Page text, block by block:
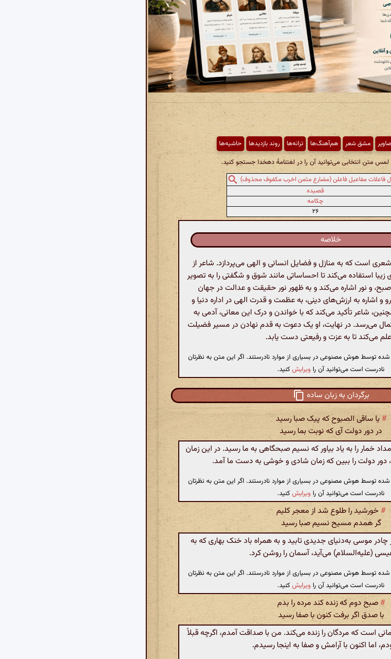
مشق شعر هم‌آهنگ‌ها ترانه‌ها روند بازدیدها حاشیه‌ها
لمس متن انتخابی می‌توانید آن را در لغتنامهٔ دهخدا جستجو کنید.
فاعلات مفاعیل فاعلن (مضارع مثمن اخرب مکفوف محذوف)
قصیده
چکامه
۲۶
خلاصه
است که به منازل و فضایل انسانی و الهی می‌پردازد. شاعر از
زیبا استفاده می‌کند تا احساساتی مانند شوق و شگفتی را به تصویر
و نور اشاره می‌کند و به ظهور نور حقیقت و عدالت در جهان
و اشاره به ارزش‌های دینی، به عظمت و قدرت الهی در اداره دنیا و
شاعر تأکید می‌کند که با خواندن و درک این معانی، آدمی به
می‌رسد. در نهایت، او یک دعوت به قدم نهادن در مسیر فضیلت
می‌کند تا به عزت و رفیعتی دست یابد.
توسط هوش مصنوعی در بسیاری از موارد نادرستند. اگر این متن به نظرتان
نادرست است می‌توانید آن را ویرایشکنید.
برگردان به زبان ساده
# یا ساقی الصبوح که پیک صبا رسید
در دور دولت آی که نوبت بما رسید
خمار را به یاد بیاور که نسیم صبحگاهی به ما رسید. در این زمان
دولت را ببین که زمان شادی و خوشی به دست ما آمد.
شده توسط هوش مصنوعی در بسیاری از موارد نادرستند. اگر این متن به نظرتان
نادرست است می‌توانید آن را ویرایشکنید.
# خورشید را طلوع شد از معجر کلیم
گر همدم مسیح نسیم صبا رسید
موسی به‌دنیای جدیدی تابید و به همراه باد خنک بهاری که به
(علیه‌السلام) می‌آید، آسمان را روشن کرد.
شده توسط هوش مصنوعی در بسیاری از موارد نادرستند. اگر این متن به نظرتان
نادرست است می‌توانید آن را ویرایشکنید.
# صبح دوم که زنده کند مرده را بدم
با صدق اگر برفت کنون با صفا رسید
است که مردگان را زنده می‌کند. من با صداقت آمدم، اگرچه قبلاً
اما اکنون با آرامش و صفا به اینجا رسیدم.